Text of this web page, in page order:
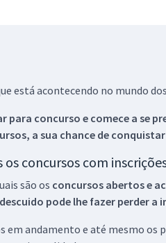
está acontecendo no mundo dos
para concurso e comece a se
a sua chance de
concursos com
são os concursos abertos e
pode lhe fazer perder a
em andamento e até mesmo